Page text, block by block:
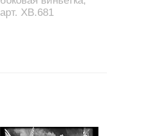
арт. XB.681